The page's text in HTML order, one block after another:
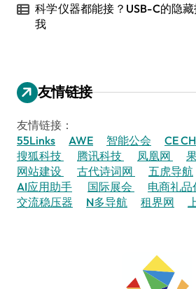
科学仪器都能接？USB-C的隐
我
友情链接
友情链接：
55Links
AWE 智能公会 CE
搜狐科技
腾讯科技 凤凰网
网站建设
古代诗词网 五虎导航
AI应用助手
国际展会
电商礼品
交流稳压器
N多导航 租界网